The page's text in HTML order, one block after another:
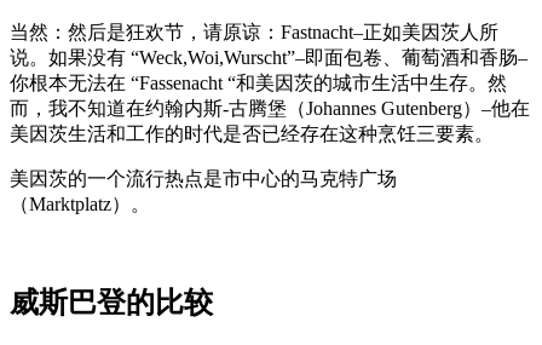
当然：然后是狂欢节，请原谅：Fastnacht–正如美因茨人所
说。如果没有 “Weck,Woi,Wurscht”–即面包卷、葡萄酒和香肠–
你根本无法在 “Fassenacht “和美因茨的城市生活中生存。然
而，我不知道在约翰内斯-古腾堡（Johannes Gutenberg）–他在
美因茨生活和工作的时代是否已经存在这种烹饪三要素。
美因茨的一个流行热点是市中心的马克特广场
（Marktplatz）。
威斯巴登的比较